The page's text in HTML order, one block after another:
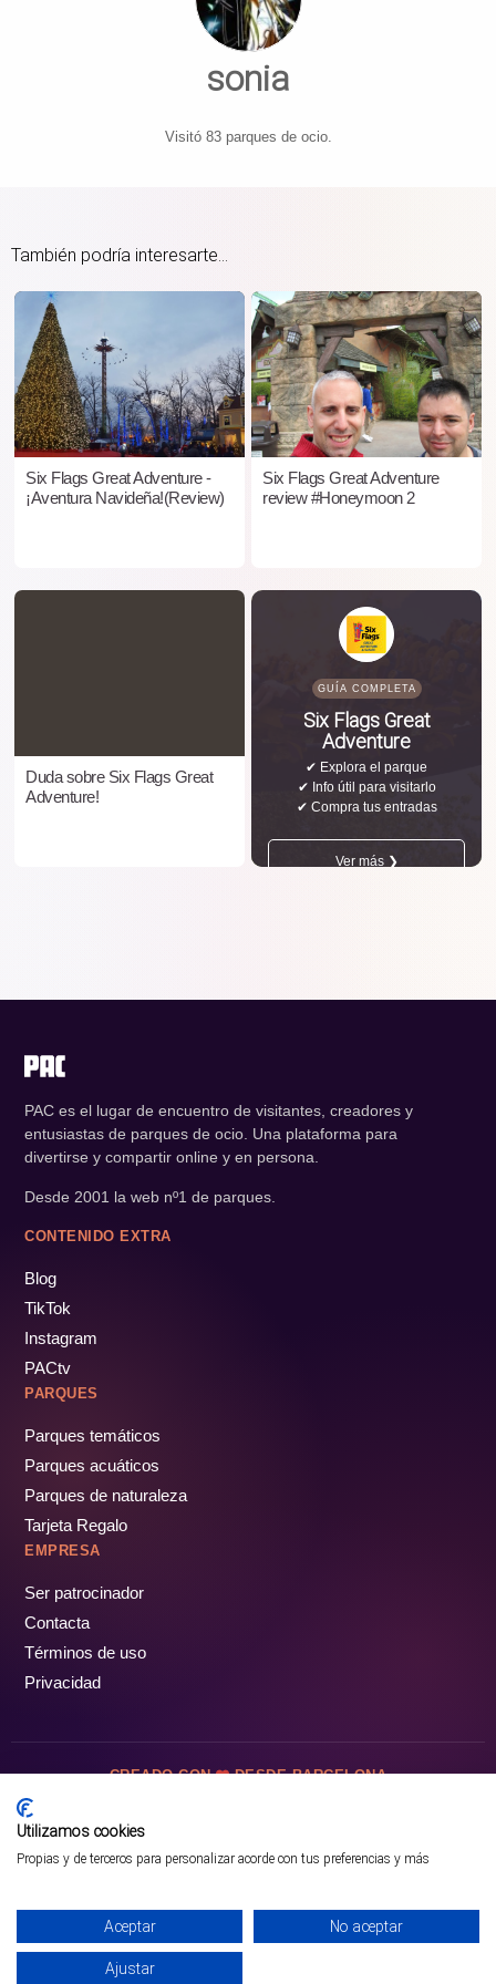
sonia
Visitó 83 parques de ocio.
También podría interesarte...
Six Flags Great Adventure -
¡Aventura Navideña!(Review)
​Six Flags Great Adventure
review #Honeymoon 2
Duda sobre Six Flags Great
Adventure!
GUÍA COMPLETA
Six Flags Great
Adventure
✔ Explora el parque
✔ Info útil para visitarlo
✔ Compra tus entradas
Ver más ❯
PAC es el lugar de encuentro de visitantes, creadores y
entusiastas de parques de ocio. Una plataforma para
divertirse y compartir online y en persona.
Desde 2001 la web nº1 de parques.
CONTENIDO EXTRA
Blog
TikTok
Instagram
PACtv
PARQUES
Parques temáticos
Parques acuáticos
Parques de naturaleza
Tarjeta Regalo
EMPRESA
Ser patrocinador
Contacta
Términos de uso
Privacidad
CREADO CON DESDE BARCELONA
Utilizamos cookies
Propias y de terceros para personalizar acorde con tus preferencias y más
Aceptar No aceptar
Ajustar